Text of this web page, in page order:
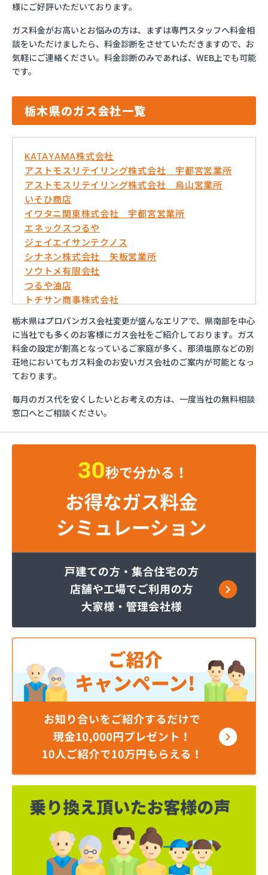
様にご好評いただいております。
ガス料金がお高いとお悩みの方は、まずは専門スタッフへ料金相
談をいただけましたら、料金診断をさせていただきますので、お
気軽にご連絡ください。料金診断のみであれば、WEB上でも可能
です。
栃木県のガス会社一覧
KATAYAMA株式会社
アストモスリテイリング株式会社 宇都宮営業所
アストモスリテイリング株式会社 烏山営業所
いそひ商店
イワタニ関東株式会社 宇都宮営業所
エネックスつるや
ジェイエイサンテクノス
シナネン株式会社 矢板営業所
ソウトメ有限会社
つるや油店
トチサン商事株式会社
フジオックス株式会社 宇都宮営業所
マイシティプロパンガス
ミライフ株式会社 大田原店
烏山プロパン株式会社
烏山通運株式会社プロパンガス
益田屋プロパン有限会社
横川食販株式会社 一里販売所
横川食販株式会社一里販売所
河原実業株式会社 藤岡営業所
株式会社JAエルサポート LPガス総合センター
株式会社JAエルサポート じゃすぽーと真岡SS
株式会社JAエルサポート 県東支店
株式会社JAエルサポート 日光営業所
株式会社JAエルサポート
株式会社JAエルサポート 県北支店
株式会社MIKANE
株式会社TOKAI 小山支店
株式会社TOKAI 那須支店
株式会社あいづや
株式会社イイジマ
株式会社エコファースト
株式会社エス・ケーガス
株式会社エネサンスサービス
株式会社エルピオ 宇都宮営業所
株式会社オオイデ
株式会社ガスパル 宇都宮販売所
株式会社ガスパル 那須販売所
株式会社キクチ
株式会社クレックス 宇都宮営業所
株式会社クレックス 那須塩原営業所
株式会社グローバルエナジー
栃木県はプロパンガス会社変更が盛んなエリアで、県南部を中心
に当社でも多くのお客様にガス会社をご紹介しております。ガス
料金の設定が割高となっているご家庭が多く、那須塩原などの別
荘地においてもガス料金のお安いガス会社のご案内が可能となっ
ております。
毎月のガス代を安くしたいとお考えの方は、一度当社の無料相談
窓口へとご相談ください。